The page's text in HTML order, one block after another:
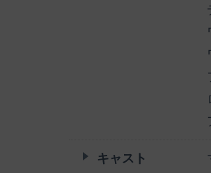
キャスト